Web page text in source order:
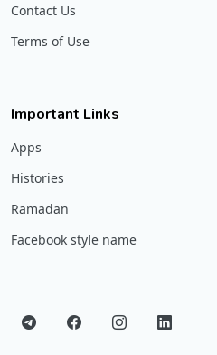
Contact Us
Terms of Use
Important Links
Apps
Histories
Ramadan
Facebook style name